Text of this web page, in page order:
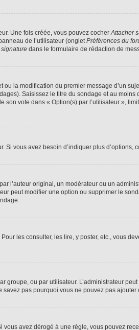
Une fois créée, vous pouvez cocherAttacher
de l’utilisateur (ongletPréférences du
dans le formulaire de rédaction de
ou la modification du premier message d’un
Saisissez le titre du sondage et au
vote dans « Option(s) par l’utilisateur »,
Si vous avez besoin d’indiquer plus d’options,
l’auteur original, un modérateur ou un
peut modifier une option ou supprimer le
les consulter, les lire, y poster, etc., vous
groupe, ou par utilisateur. L’administrateur
pas pourquoi vous ne pouvez pas ajouter
avez dérogé à une règle, vous pouvez